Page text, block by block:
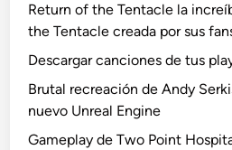
Return of the Tentacle la
the Tentacle creada por sus
Descargar canciones de tus
Brutal recreación de Andy
nuevo Unreal Engine
Gameplay de Two Point